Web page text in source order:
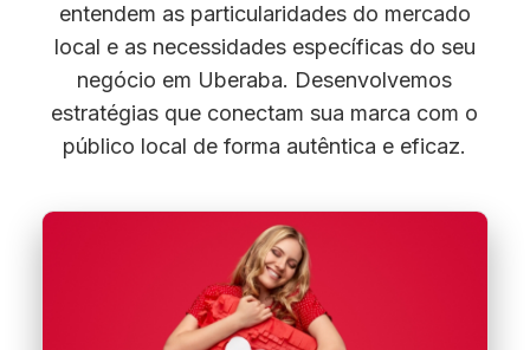
entendem as particularidades do mercado
local e as necessidades específicas do seu
negócio em Uberaba. Desenvolvemos
estratégias que conectam sua marca com o
público local de forma autêntica e eficaz.